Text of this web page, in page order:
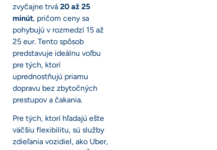
zvyčajne trvá 20 až 25
minút, pričom ceny sa
pohybujú v rozmedzí 15 až
25 eur. Tento spôsob
predstavuje ideálnu voľbu
pre tých, ktorí
uprednostňujú priamu
dopravu bez zbytočných
prestupov a čakania.
Pre tých, ktorí hľadajú ešte
väčšiu flexibilitu, sú služby
zdieľania vozidiel, ako Uber,